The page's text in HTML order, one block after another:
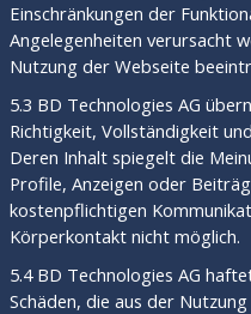
Einschränkungen der
Angelegenheiten verursacht
Nutzung der Webseite
5.3 BD Technologies AG
Richtigkeit, Vollständigkeit
Deren Inhalt spiegelt die
Profile, Anzeigen oder
kostenpflichtigen
Körperkontakt nicht möglich.
5.4 BD Technologies AG
Schäden, die aus der